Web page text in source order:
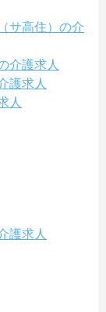
サ高住）の介
介護求人
護求人
人
護求人